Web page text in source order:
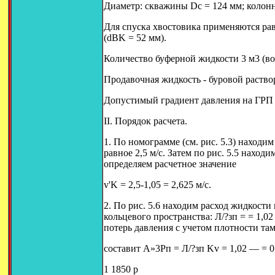
Диаметр: скважины Dc = 124 мм;
Для спуска хвостовика применяются
(dBK = 52 мм).
Количество буферной жидкости 3 м3
Продавочная жидкость - буровой
Допустимый градиент давления на
II. Порядок расчета.
1. По номограмме (см. рис. 5.3)
равное 2,5 м/с. Затем по рис. 5.5
определяем расчетное значение
v'K = 2,5-1,05 = 2,625 м/с.
2. По рис. 5.6 находим расход
кольцевого пространства: Л/?зп = =
потерь давления с учетом плотности
составит А»3Рп = Л/?зп Kv = 1,02 — =
1 1850 р